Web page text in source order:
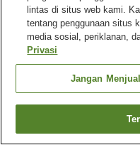
Fasilitas properti
Tempat parkir
Restoran
Jepang Tokyo
Hotel Monterey La Soeur Ginza
lintas di situs web kami.
tentang penggunaan situs
media sosial, periklanan,
Privasi
Jangan